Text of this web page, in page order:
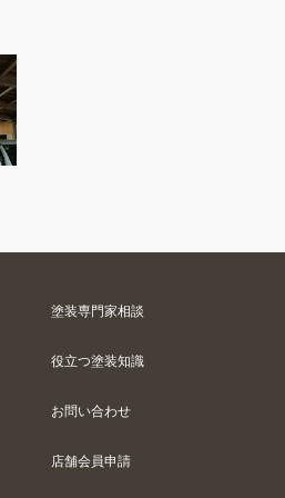
塗装専門家相談
役立つ塗装知識
お問い合わせ
店舗会員申請